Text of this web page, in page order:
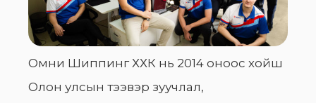
Омни Шиппинг ХХК нь 2014 оноос хойш
Олон улсын тээвэр зуучлал,